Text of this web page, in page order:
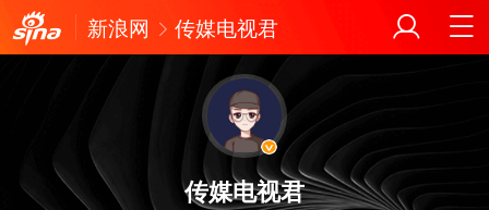
新浪网 传媒电视君
传媒电视君